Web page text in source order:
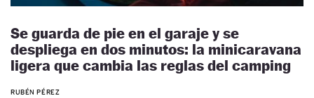
Se guarda de pie en el garaje y se
despliega en dos minutos: la minicaravana
ligera que cambia las reglas del camping
RUBÉN PÉREZ